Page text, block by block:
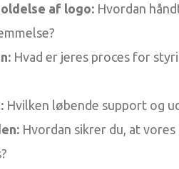
af logo: Hvordan
Hvad er jeres proces for
Hvilken løbende support og
Hvordan sikrer du, at